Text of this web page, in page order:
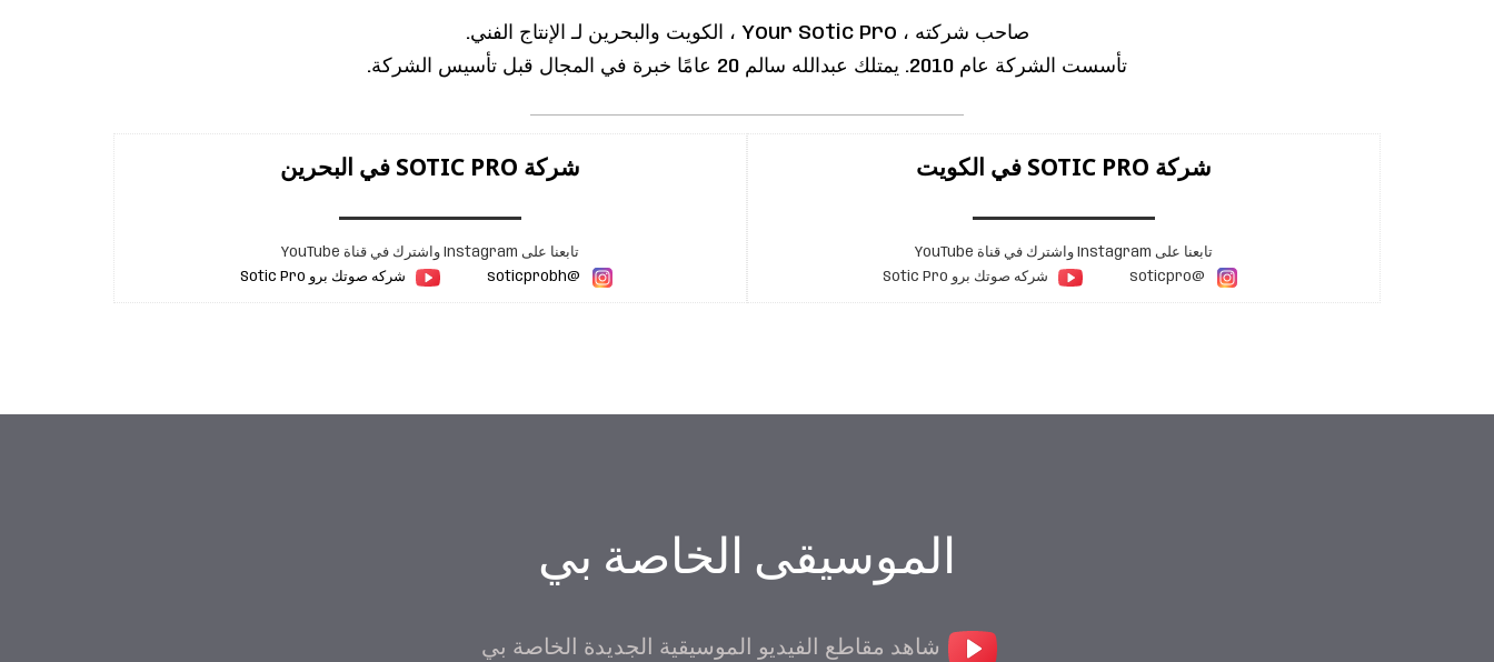
صاحب شركته ، Your Sotic Pro ، الكويت والبحرين لـ الإنتاج الفني.
تأسست الشركة عام 2010. يمتلك عبدالله سالم 20 عامًا خبرة في المجال قبل تأسيس الشركة.
شركة SOTIC PRO في الكويت
تابعنا على Instagram واشترك في قناة YouTube
@soticpro
شركه صوتك برو Sotic Pro
شركة SOTIC PRO في البحرين
تابعنا على Instagram واشترك في قناة YouTube
@soticprobh
شركه صوتك برو Sotic Pro
الموسيقى الخاصة بي
شاهد مقاطع الفيديو الموسيقية الجديدة الخاصة بي